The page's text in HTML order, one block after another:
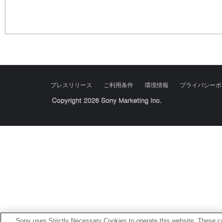
プレスリリース ご利用条件 環境情報 プライバシー
Sony Corporation, Sony Marketing Inc.